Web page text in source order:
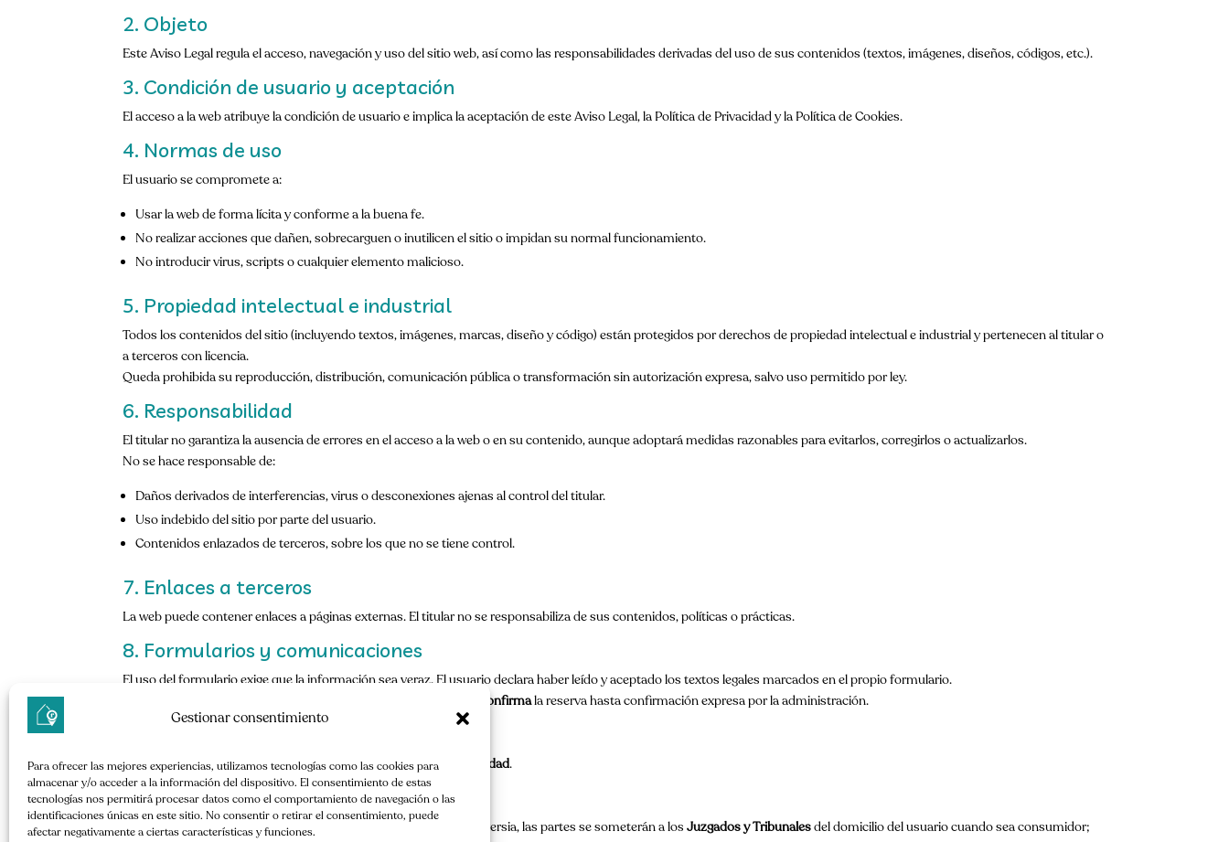
Gestionar consentimiento
Para ofrecer las mejores experiencias, utilizamos tecnologías como las cookies para
almacenar y/o acceder a la información del dispositivo. El consentimiento de estas
tecnologías nos permitirá procesar datos como el comportamiento de navegación o las
identificaciones únicas en este sitio. No consentir o retirar el consentimiento, puede
afectar negativamente a ciertas características y funciones.
2. Objeto
Este Aviso Legal regula el acceso, navegación y uso del sitio web, así como las responsabilidades derivadas del uso de sus contenidos (textos, imágenes, diseños, códigos, etc.).
3. Condición de usuario y aceptación
El acceso a la web atribuye la condición de usuario e implica la aceptación de este Aviso Legal, la Política de Privacidad y la Política de Cookies.
4. Normas de uso
El usuario se compromete a:
Usar la web de forma lícita y conforme a la buena fe.
No realizar acciones que dañen, sobrecarguen o inutilicen el sitio o impidan su normal funcionamiento.
No introducir virus, scripts o cualquier elemento malicioso.
5. Propiedad intelectual e industrial
Todos los contenidos del sitio (incluyendo textos, imágenes, marcas, diseño y código) están protegidos por derechos de propiedad intelectual e industrial y pertenecen al titular o
a terceros con licencia.
Queda prohibida su reproducción, distribución, comunicación pública o transformación sin autorización expresa, salvo uso permitido por ley.
6. Responsabilidad
El titular no garantiza la ausencia de errores en el acceso a la web o en su contenido, aunque adoptará medidas razonables para evitarlos, corregirlos o actualizarlos.
No se hace responsable de:
Daños derivados de interferencias, virus o desconexiones ajenas al control del titular.
Uso indebido del sitio por parte del usuario.
Contenidos enlazados de terceros, sobre los que no se tiene control.
7. Enlaces a terceros
La web puede contener enlaces a páginas externas. El titular no se responsabiliza de sus contenidos, políticas o prácticas.
8. Formularios y comunicaciones
El uso del formulario exige que la información sea veraz. El usuario declara haber leído y aceptado los textos legales marcados en el propio formulario.
no confirmala reserva hasta confirmación expresa por la administración.
El tratamiento de datos personales se rige por laPolítica de Privacidad.
10. Legislación aplicable y jurisdicción
Este sitio se rige por la legislación española. Para cualquier controversia, las partes se someterán a losJuzgados y Tribunalesdel domicilio del usuario cuando sea consumidor;